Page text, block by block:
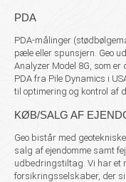
PDA
PDA-målinger
pæle eller spunsjern. Geo
Analyzer Model 8G, som er
PDA fra Pile Dynamics i
til optimering og kontrol af
KØB/SALG AF
Geo bistår med
salg af ejendomme samt
udbedringstiltag. Vi har et
forsikringsselskaber, der